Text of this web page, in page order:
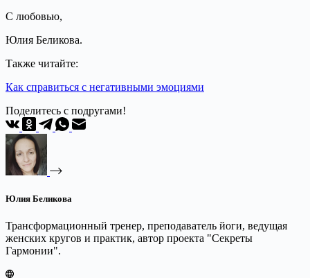
С любовью,
Юлия Беликова.
Также читайте:
Как справиться с негативными эмоциями
Поделитесь с подругами!
Юлия Беликова
Трансформационный тренер, преподаватель йоги, ведущая
женских кругов и практик, автор проекта "Секреты
Гармонии".